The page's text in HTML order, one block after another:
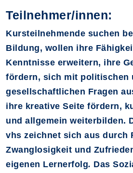
Teilnehmer/innen:
Kursteilnehmende suchen
Bildung, wollen ihre
Kenntnisse erweitern, ihre
fördern, sich mit politischen
gesellschaftlichen Fragen
ihre kreative Seite fördern,
und allgemein weiterbilden.
vhs zeichnet sich aus durch
Zwanglosigkeit und
eigenen Lernerfolg. Das